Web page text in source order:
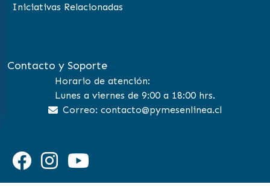
Iniciativas Relacionadas
Contacto y Soporte
Horario de atención:
Lunes a viernes de 9:00 a 18:00 hrs.
Correo: contacto@pymesenlinea.cl